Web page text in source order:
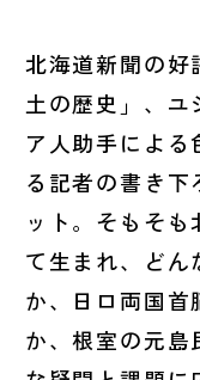
北海道新聞の好
土の歴史」、ユ
ア人助手によ
る記者の書き
ット。そもそ
て生まれ、どん
か、日ロ両国首
か、根室の元島